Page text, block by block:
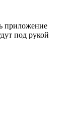
приложение
под рукой